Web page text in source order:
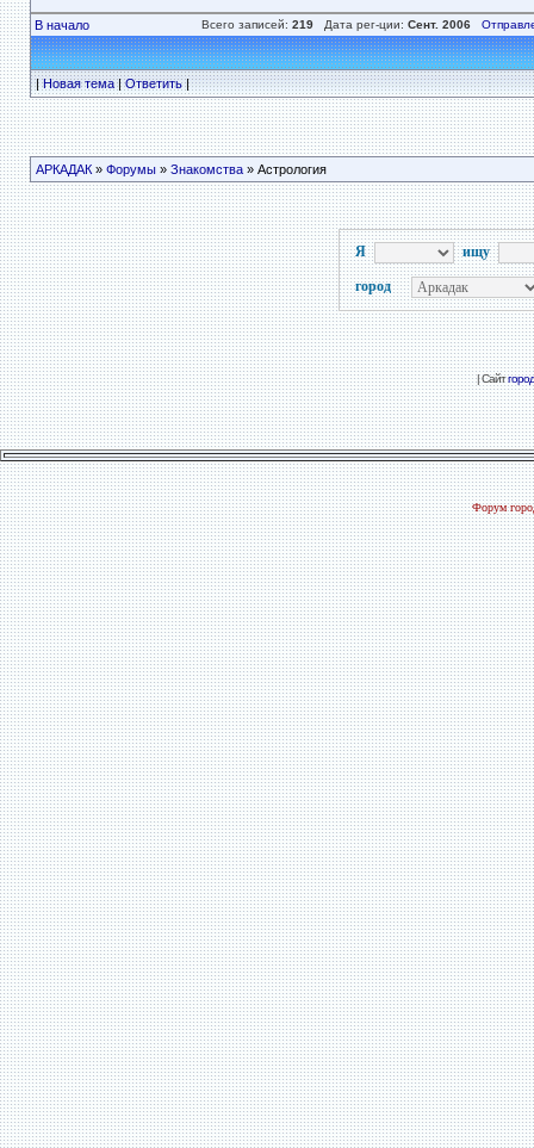
В начало Всего записей: 219Дата рег-ции: Сент. 2006
|Новая тема|Ответить|
АРКАДАК» Форумы» Знакомства» Астрология
Я ищу
город
| Сайт
Форум